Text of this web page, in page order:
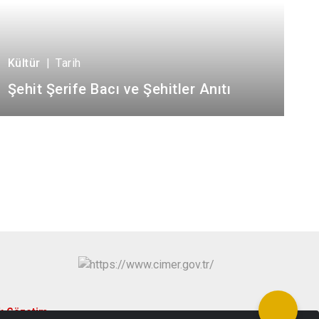
Kültür | Tarih
Şehit Şerife Bacı ve Şehitler Anıtı
Gözetim